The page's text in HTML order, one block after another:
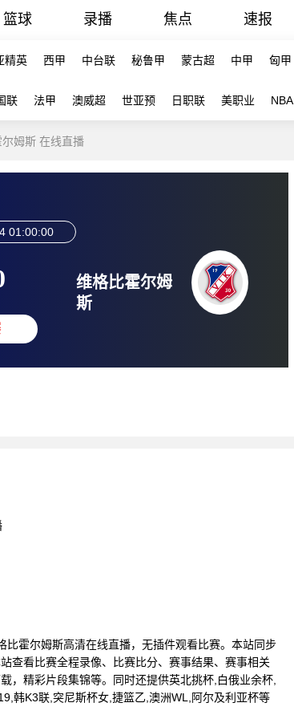
篮球 录播 焦点 速报
精英 西甲 中台联 秘鲁甲 蒙古超 中甲 匈甲
联 法甲 澳威超 世亚预 日职联 美职业 NBA
姆斯 在线直播
01:00:00
维格比霍尔姆
斯
霍尔姆斯高清在线直播，无插件观看比赛。本站同步
查看比赛全程录像、比赛比分、赛事结果、赛事相关
，精彩片段集锦等。同时还提供英北挑杯,白俄业余杯,
韩K3联,突尼斯杯女,捷篮乙,澳洲WL,阿尔及利亚杯等